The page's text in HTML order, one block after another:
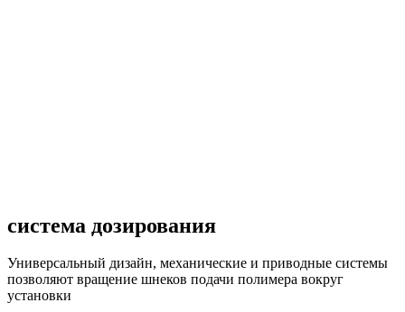
система дозирования
Универсальный дизайн, механические и приводные системы
позволяют вращение шнеков подачи полимера вокруг
установки